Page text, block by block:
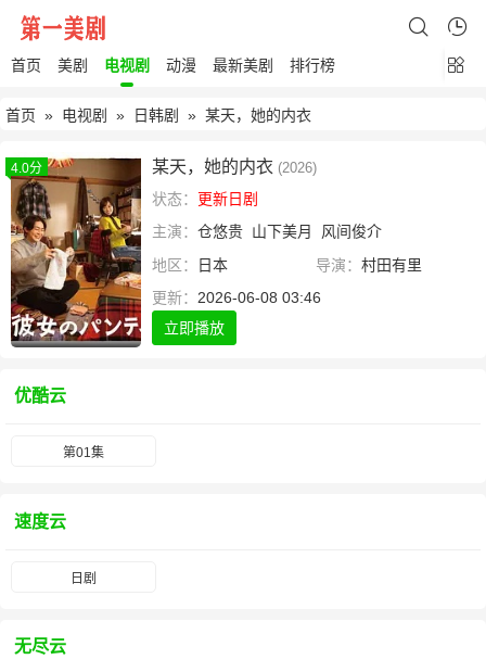
首页 美剧 电视剧 动漫 最新美剧 排行榜
首页 » 电视剧 » 日韩剧 » 某天，她的内衣
4.0分 某天，她的内衣 (2026)
状态： 更新日剧
主演： 仓悠贵 山下美月
风间俊介
地区：
日本 导演： 村田有里
更新： 2026-06-08 03:46
立即播放
优酷云
第01集
速度云
日剧
无尽云